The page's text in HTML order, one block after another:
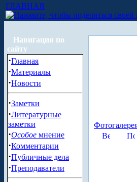
ГЛАВНАЯ
Навигация по
сайту
·Главная
·Материалы
·Новости
·Заметки
·Литературные
заметки
·Особое мнение
·Комментарии
·Публичные дела
·Преподаватели